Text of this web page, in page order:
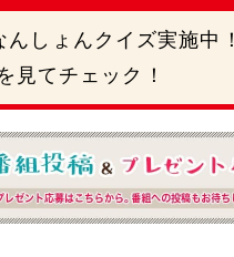
しょんクイズ実施中！
見てチェック！